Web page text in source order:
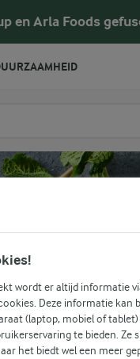
en Arla Foods
wordt er altijd informatie
Deze informatie kan
(laptop, mobiel of
te bieden. Ze
het biedt wel een meer